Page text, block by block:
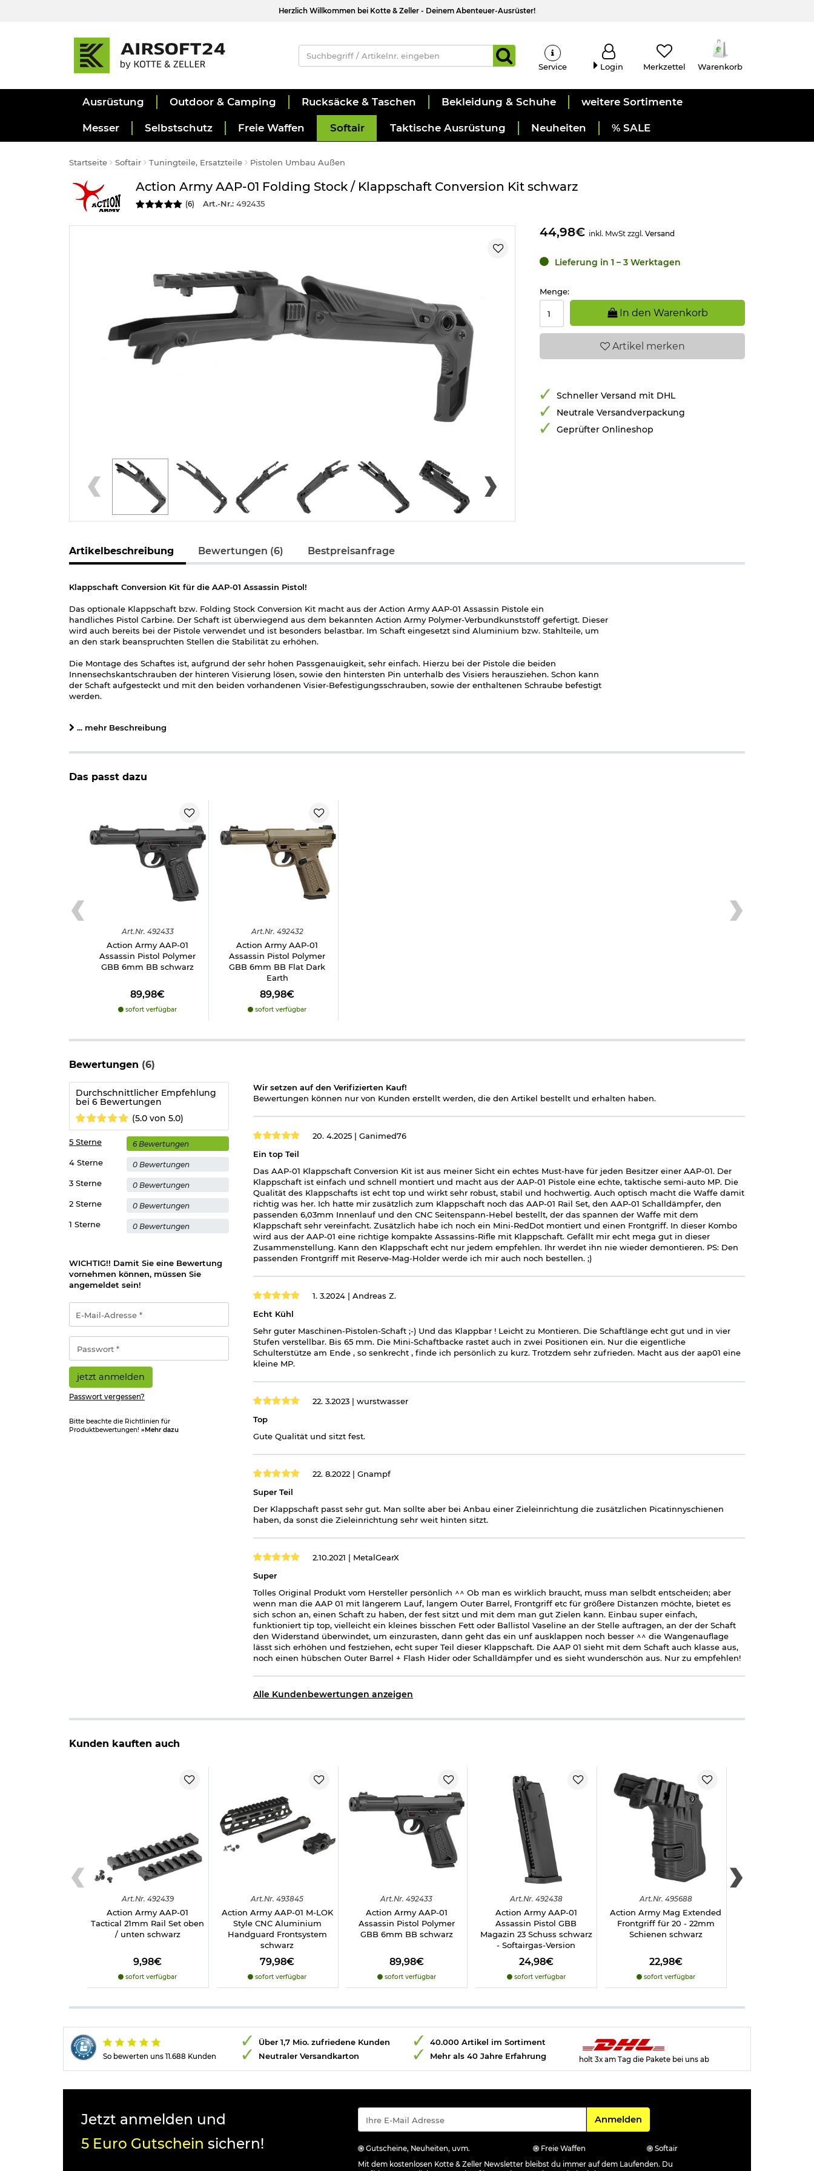
Herzlich Willkommen bei Kotte & Zeller - Deinem Abenteuer-Ausrüster!
Service Login Merkzettel Warenkorb
Ausrüstung Outdoor & Camping Rucksäcke & Taschen Bekleidung & Schuhe weitere Sortimente
Messer Selbstschutz Freie Waffen Softair Taktische Ausrüstung Neuheiten % SALE
Startseite Softair Tuningteile, Ersatzteile Pistolen Umbau Außen
Action Army AAP-01 Folding Stock / Klappschaft Conversion Kit schwarz
(6) Art.-Nr.:492435
44,98€ inkl. MwSt zzgl.Versand
Lieferung in 1 – 3 Werktagen
Menge:
In den Warenkorb
Artikel merken
Schneller Versand mit DHL
Neutrale Versandverpackung
Geprüfter Onlineshop
Artikelbeschreibung Bewertungen (6) Bestpreisanfrage
Klappschaft Conversion Kit für die AAP-01 Assassin Pistol!
Das optionale Klappschaft bzw. Folding Stock Conversion Kit macht aus der Action Army AAP-01 Assassin Pistole ein
handliches Pistol Carbine. Der Schaft ist überwiegend aus dem bekannten Action Army Polymer-Verbundkunststoff gefertigt. Dieser
wird auch bereits bei der Pistole verwendet und ist besonders belastbar. Im Schaft eingesetzt sind Aluminium bzw. Stahlteile, um
an den stark beanspruchten Stellen die Stabilität zu erhöhen.
Die Montage des Schaftes ist, aufgrund der sehr hohen Passgenauigkeit, sehr einfach. Hierzu bei der Pistole die beiden
Innensechskantschrauben der hinteren Visierung lösen, sowie den hintersten Pin unterhalb des Visiers herausziehen. Schon kann
der Schaft aufgesteckt und mit den beiden vorhandenen Visier-Befestigungsschrauben, sowie der enthaltenen Schraube befestigt
werden.
eine Zieloptik anbringen zu können. Weiterhin kann der Schaft nach rechts eingeklappt werden und besitzt am Scharnier eine
und der Schaft 5-fach in der Länge verstellt werden. Das Schaftsystem kann dadurch sehr gut an den Schützen angepasst werden.
Um einen Tragegurt passend montieren zu können, sind drei QD-Tragegurtöffnungen vorhanden (QD-Tragegurthalterung nicht
Nur passend bei der Action Army Company AAP-01 GBB Pistolenserie!
Details:
Farbe: schwarz
Material: Polymer-Verbundkunststoff / Aluminium / Stahl
Hersteller: Action Army Company
**Die abgebildete Pistole ist nicht enthalten**
Herstellerinformationen
Verantwortliche Person für die EU
... mehr Beschreibung
Das passt dazu
Art.Nr. 492433
Action Army AAP-01
Assassin Pistol Polymer
GBB 6mm BB schwarz
89,98€
sofort verfügbar
Art.Nr. 492432
Action Army AAP-01
Assassin Pistol Polymer
GBB 6mm BB Flat Dark
Earth
89,98€
sofort verfügbar
Bewertungen (6)
Durchschnittlicher Empfehlung
bei 6 Bewertungen
(5.0 von 5.0)
1 Sterne 0 Bewertungen
2 Sterne 0 Bewertungen
3 Sterne 0 Bewertungen
4 Sterne 0 Bewertungen
5 Sterne 6 Bewertungen
WICHTIG!! Damit Sie eine Bewertung
vornehmen können, müssen Sie
angemeldet sein!
Mail-
Adresse
*
jetzt anmelden
Passwort vergessen?
Bitte beachte die Richtlinien für
Produktbewertungen! »Mehr dazu
Wir setzen auf den Verifizierten Kauf!
Bewertungen können nur von Kunden erstellt werden, die den Artikel bestellt und erhalten haben.
20. 4.2025 | Ganimed76
Ein top Teil
Das AAP-01 Klappschaft Conversion Kit ist aus meiner Sicht ein echtes Must-have für jeden Besitzer einer AAP-01. Der
Klappschaft ist einfach und schnell montiert und macht aus der AAP-01 Pistole eine echte, taktische semi-auto MP. Die
Qualität des Klappschafts ist echt top und wirkt sehr robust, stabil und hochwertig. Auch optisch macht die Waffe damit
richtig was her. Ich hatte mir zusätzlich zum Klappschaft noch das AAP-01 Rail Set, den AAP-01 Schalldämpfer, den
passenden 6,03mm Innenlauf und den CNC Seitenspann-Hebel bestellt, der das spannen der Waffe mit dem
Klappschaft sehr vereinfacht. Zusätzlich habe ich noch ein Mini-RedDot montiert und einen Frontgriff. In dieser Kombo
wird aus der AAP-01 eine richtige kompakte Assassins-Rifle mit Klappschaft. Gefällt mir echt mega gut in dieser
Zusammenstellung. Kann den Klappschaft echt nur jedem empfehlen. Ihr werdet ihn nie wieder demontieren. PS: Den
passenden Frontgriff mit Reserve-Mag-Holder werde ich mir auch noch bestellen. ;)
1. 3.2024 | Andreas Z.
Echt Kühl
Sehr guter Maschinen-Pistolen-Schaft ;-) Und das Klappbar ! Leicht zu Montieren. Die Schaftlänge echt gut und in vier
Stufen verstellbar. Bis 65 mm. Die Mini-Schaftbacke rastet auch in zwei Positionen ein. Nur die eigentliche
Schulterstütze am Ende , so senkrecht , finde ich persönlich zu kurz. Trotzdem sehr zufrieden. Macht aus der aap01 eine
kleine MP.
22. 3.2023 | wurstwasser
Top
Gute Qualität und sitzt fest.
22. 8.2022 | Gnampf
Super Teil
Der Klappschaft passt sehr gut. Man sollte aber bei Anbau einer Zieleinrichtung die zusätzlichen Picatinnyschienen
haben, da sonst die Zieleinrichtung sehr weit hinten sitzt.
2.10.2021 | MetalGearX
Super
Tolles Original Produkt vom Hersteller persönlich ^^ Ob man es wirklich braucht, muss man selbdt entscheiden; aber
wenn man die AAP 01 mit längerem Lauf, langem Outer Barrel, Frontgriff etc für größere Distanzen möchte, bietet es
sich schon an, einen Schaft zu haben, der fest sitzt und mit dem man gut Zielen kann. Einbau super einfach,
funktioniert tip top, vielleicht ein kleines bisschen Fett oder Ballistol Vaseline an der Stelle auftragen, an der der Schaft
den Widerstand überwindet, um einzurasten, dann geht das ein unf ausklappen noch besser ^^ die Wangenauflage
lässt sich erhöhen und festziehen, echt super Teil dieser Klappschaft. Die AAP 01 sieht mit dem Schaft auch klasse aus,
noch einen hübschen Outer Barrel + Flash Hider oder Schalldämpfer und es sieht wunderschön aus. Nur zu empfehlen!
Alle Kundenbewertungen anzeigen
Kunden kauften auch
Art.Nr. 492439
Action Army AAP-01
Tactical 21mm Rail Set oben
/ unten schwarz
9,98€
sofort verfügbar
Art.Nr. 493845
Action Army AAP-01 M-LOK
Style CNC Aluminium
Handguard Frontsystem
schwarz
79,98€
sofort verfügbar
Art.Nr. 492433
Action Army AAP-01
Assassin Pistol Polymer
GBB 6mm BB schwarz
89,98€
sofort verfügbar
Art.Nr. 492438
Action Army AAP-01
Assassin Pistol GBB
Magazin 23 Schuss schwarz
- Softairgas-Version
24,98€
sofort verfügbar
Art.Nr. 495688
Action Army Mag Extended
Frontgriff für 20 - 22mm
Schienen schwarz
22,98€
sofort verfügbar
So bewerten uns 11.688 Kunden
Über 1,7 Mio. zufriedene Kunden
Neutraler Versandkarton
40.000 Artikel im Sortiment
Mehr als 40 Jahre Erfahrung
holt 3x am Tag die Pakete bei uns ab
Jetzt anmelden und
5 Euro Gutschein sichern!
Für den Newsletter
Anmelden
Gutscheine, Neuheiten, uvm. Freie Waffen
Softair
Mit dem kostenlosen Kotte & Zeller Newsletter bleibst du immer auf dem Laufenden. Du